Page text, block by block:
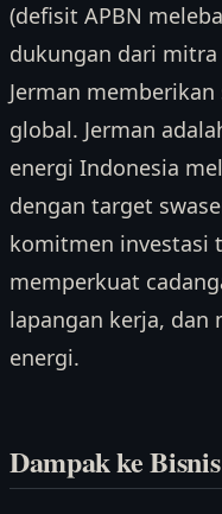
(defisit APBN
dukungan dari
Jerman
global. Jerman
energi Indonesia
dengan target
komitmen investasi
memperkuat
lapangan kerja, dan
energi.
Dampak ke Bisnis